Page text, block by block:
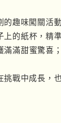
趣味闖關活動
上的紙杯，精
滿甜蜜驚喜
戰中成長，